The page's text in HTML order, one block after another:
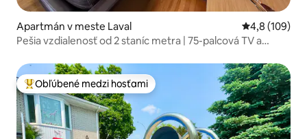
Apartmán v meste Laval Priemerné
4,8 (109)
Pešia vzdialenosť od 2 staníc metra | 75-palcová TV a
Najobľúbenejšie medzi hosťami
Obľúbené medzi hosťami